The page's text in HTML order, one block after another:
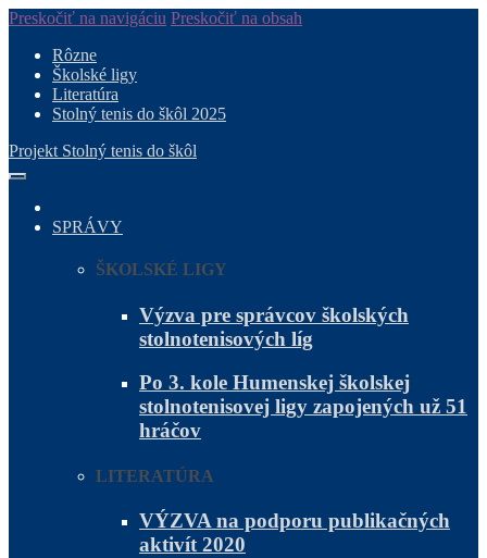
Preskočiť na navigáciu Preskočiť na obsah
Rôzne
Školské ligy
Literatúra
Stolný tenis do škôl 2025
Projekt Stolný tenis do škôl
SPRÁVY
ŠKOLSKÉ LIGY
Výzva pre správcov školských
stolnotenisových líg
Po 3. kole Humenskej školskej
stolnotenisovej ligy zapojených už 51
hráčov
LITERATÚRA
VÝZVA na podporu publikačných
aktivít 2020